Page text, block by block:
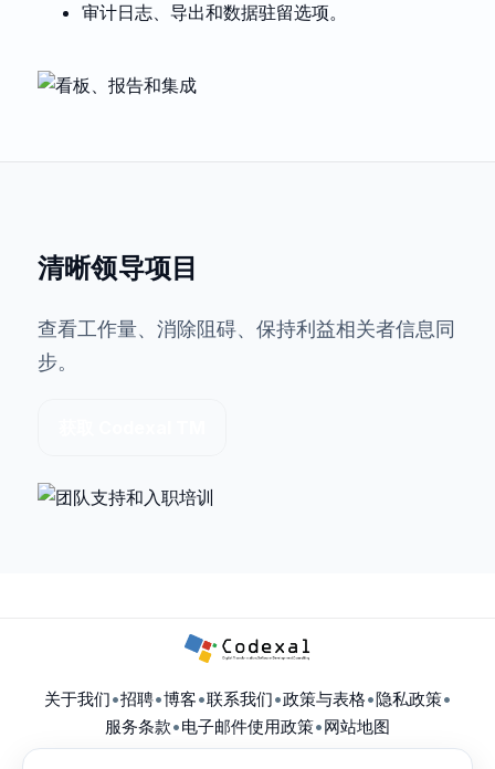
审计日志、导出和数据驻留选项。
清晰领导项目
查看工作量、消除阻碍、保持利益相关者信息同
步。
关于我们•招聘•博客•联系我们•政策与表格•隐私政策•
服务条款•电子邮件使用政策•网站地图